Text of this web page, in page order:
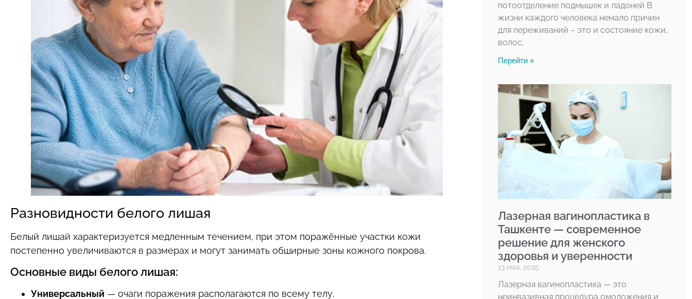
Разновидности белого лишая
Белый лишай характеризуется медленным течением, при этом поражённые участки кожи
постепенно увеличиваются в размерах и могут занимать обширные зоны кожного покрова.
Основные виды белого лишая:
Универсальный — очаги поражения располагаются по всему телу.
потоотделение подмышек и ладоней В
жизни каждого человека немало причин
для переживаний – это и состояние кожи,
волос,
Перейти »
Лазерная вагинопластика в
Ташкенте — современное
решение для женского
здоровья и уверенности
13 мая, 2025
Лазерная вагинопластика — это
неинвазивная процедура омоложения и